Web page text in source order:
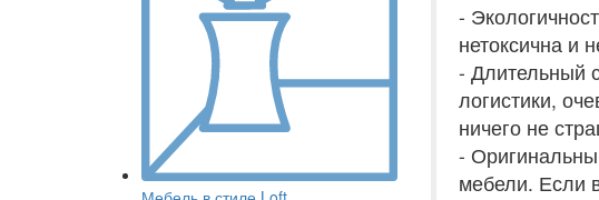
-
нетоксична и
- Длительный
логистики,
ничего не
-
мебели. Если